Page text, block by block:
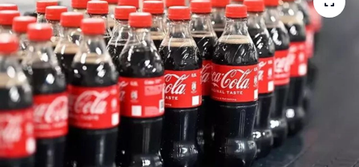
Magazin
Politika
Sağlık
Spor